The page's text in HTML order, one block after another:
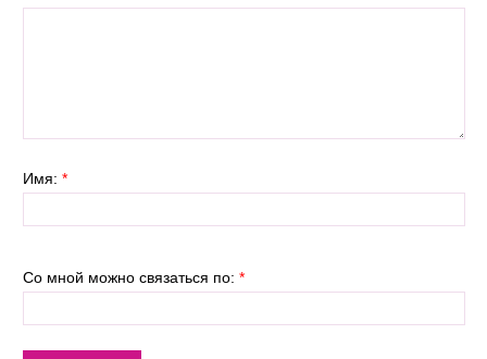
Имя: *
Со мной можно связаться по: *